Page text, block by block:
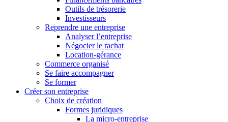
Outils de trésorerie
Investisseurs
Reprendre une entreprise
Analyser l’entreprise
Négocier le rachat
Location-gérance
Commerce organisé
Se faire accompagner
Se former
Créer son entreprise
Choix de création
Formes juridiques
La micro-entreprise